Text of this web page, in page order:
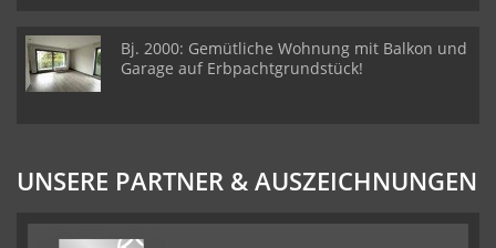
Bj. 2000: Gemütliche Wohnung mit Balkon und
Garage auf Erbpachtgrundstück!
UNSERE PARTNER & AUSZEICHNUNGEN